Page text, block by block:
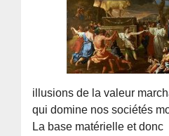
illusions de la valeur
qui domine nos sociétés
La base matérielle et donc